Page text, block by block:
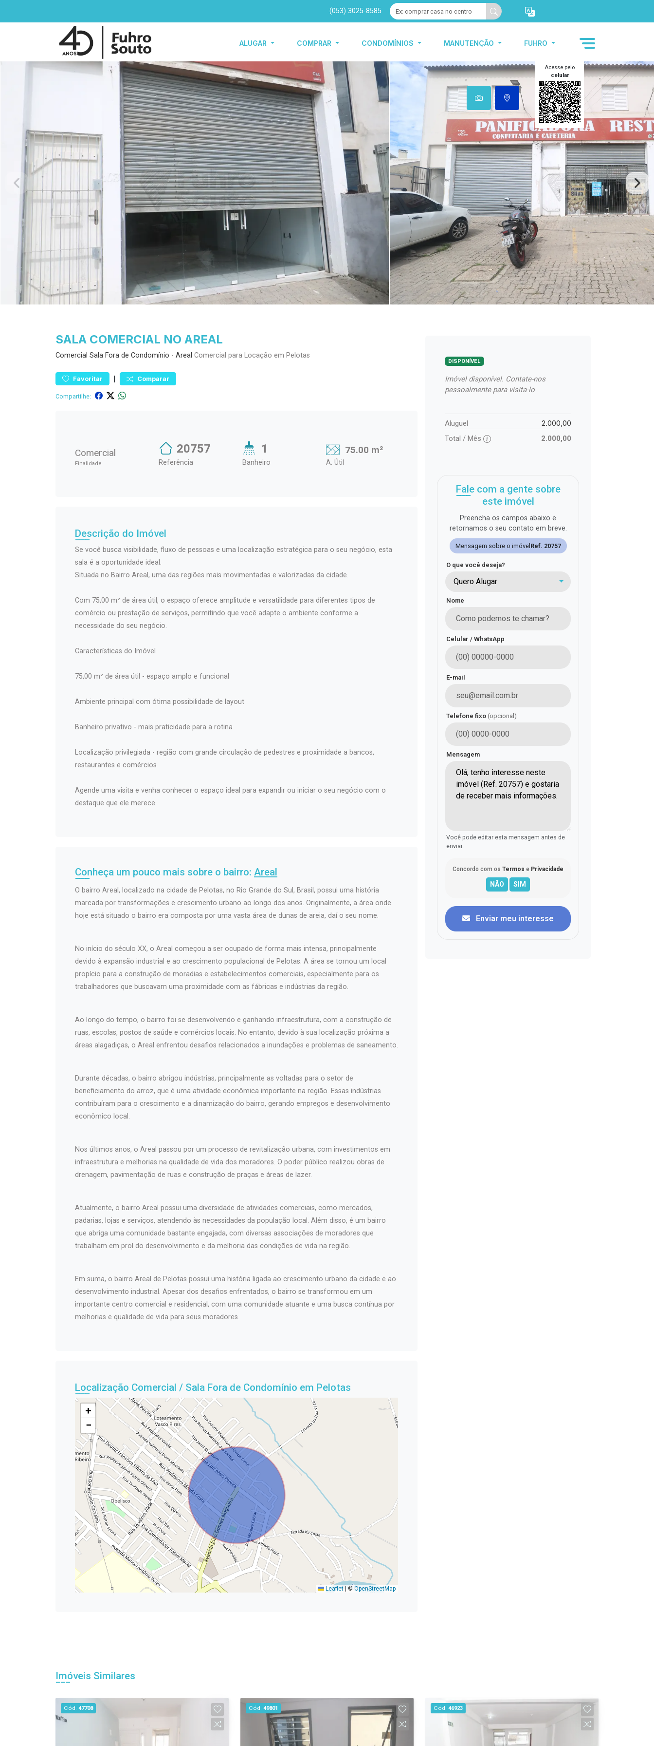
(053) 3025-8585
ALUGAR COMPRAR CONDOMÍNIOS MANUTENÇÃO FUHRO
Acesse pelo
celular
SALA COMERCIAL NO AREAL
Comercial Sala Fora de Condomínio - Areal Comercial para Locação em Pelotas
Favoritar | Comparar
Compartilhe:
Comercial
Finalidade
20757
Referência
1
Banheiro
75.00 m²
A. Útil
Descrição do Imóvel
Se você busca visibilidade, fluxo de pessoas e uma localização estratégica para o seu negócio, esta
sala é a oportunidade ideal.
Situada no Bairro Areal, uma das regiões mais movimentadas e valorizadas da cidade.
Com 75,00 m² de área útil, o espaço oferece amplitude e versatilidade para diferentes tipos de
comércio ou prestação de serviços, permitindo que você adapte o ambiente conforme a
necessidade do seu negócio.
Características do Imóvel
75,00 m² de área útil - espaço amplo e funcional
Ambiente principal com ótima possibilidade de layout
Banheiro privativo - mais praticidade para a rotina
Localização privilegiada - região com grande circulação de pedestres e proximidade a bancos,
restaurantes e comércios
Agende uma visita e venha conhecer o espaço ideal para expandir ou iniciar o seu negócio com o
destaque que ele merece.
Conheça um pouco mais sobre o bairro: Areal
O bairro Areal, localizado na cidade de Pelotas, no Rio Grande do Sul, Brasil, possui uma história
marcada por transformações e crescimento urbano ao longo dos anos. Originalmente, a área onde
hoje está situado o bairro era composta por uma vasta área de dunas de areia, daí o seu nome.
No início do século XX, o Areal começou a ser ocupado de forma mais intensa, principalmente
devido à expansão industrial e ao crescimento populacional de Pelotas. A área se tornou um local
propício para a construção de moradias e estabelecimentos comerciais, especialmente para os
trabalhadores que buscavam uma proximidade com as fábricas e indústrias da região.
Ao longo do tempo, o bairro foi se desenvolvendo e ganhando infraestrutura, com a construção de
ruas, escolas, postos de saúde e comércios locais. No entanto, devido à sua localização próxima a
áreas alagadiças, o Areal enfrentou desafios relacionados a inundações e problemas de saneamento.
Durante décadas, o bairro abrigou indústrias, principalmente as voltadas para o setor de
beneficiamento do arroz, que é uma atividade econômica importante na região. Essas indústrias
contribuíram para o crescimento e a dinamização do bairro, gerando empregos e desenvolvimento
econômico local.
Nos últimos anos, o Areal passou por um processo de revitalização urbana, com investimentos em
infraestrutura e melhorias na qualidade de vida dos moradores. O poder público realizou obras de
drenagem, pavimentação de ruas e construção de praças e áreas de lazer.
Atualmente, o bairro Areal possui uma diversidade de atividades comerciais, como mercados,
padarias, lojas e serviços, atendendo às necessidades da população local. Além disso, é um bairro
que abriga uma comunidade bastante engajada, com diversas associações de moradores que
trabalham em prol do desenvolvimento e da melhoria das condições de vida na região.
Em suma, o bairro Areal de Pelotas possui uma história ligada ao crescimento urbano da cidade e ao
desenvolvimento industrial. Apesar dos desafios enfrentados, o bairro se transformou em um
importante centro comercial e residencial, com uma comunidade atuante e uma busca contínua por
melhorias e qualidade de vida para seus moradores.
Localização Comercial / Sala Fora de Condomínio em Pelotas
+
−
Leaflet ©OpenStreetMap
DISPONÍVEL
Imóvel disponível. Contate-nos
pessoalmente para visita-lo
Aluguel 2.000,00
Total / Mês 2.000,00
Fale com a gente sobre
este imóvel
Preencha os campos abaixo e
retornamos o seu contato em breve.
Mensagem sobre o imóvel Ref. 20757
O que você deseja?
Quero Alugar
Nome
Celular / WhatsApp
E-mail
Telefone fixo (opcional)
Mensagem
Você pode editar esta mensagem antes de
enviar.
Concordo com os Termos e Privacidade
Enviar meu interesse
Imóveis Similares
Cód. 47708 Cód. 49801 Cód. 46923